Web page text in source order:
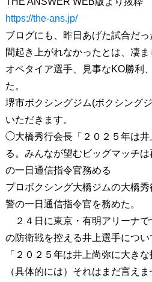
https://the-ans.jp/
ブログにも、昨日あげた試合だ
間起き上がれなかったとは、凄ま
オペタイア選手、見事なKO勝利
た。
堺市ボクシングジム(ボクシング
いただきます。
◯大橋秀行会長「２０２５年は井
る。みんなが望むビッグマッチ
の一日通信指令官務める
プロボクシング大橋ジムの大橋
警の一日通信指令官を務めた。
２４日に東京・有明アリーナで
の防衛戦を控える井上選手につ
「２０２５年は井上尚弥に大き
（具体的には）それはまだ言え